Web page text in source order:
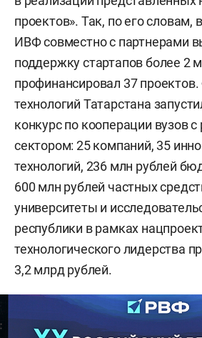
проектов». Так, по его словам,
ИВФ совместно с партнерами
поддержку стартапов более 2
профинансировал 37
технологий Татарстана
конкурс по кооперации вузов
сектором: 25 компаний, 35
технологий, 236 млн рублей
600 млн рублей частных
университеты и
республики в рамках
технологического лидерства
3,2 млрд рублей.